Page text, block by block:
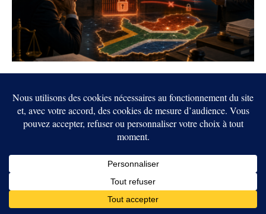
Crypto : l’Afrique du Sud envisage de
bloquer les transferts internationaux des
entreprises
4 AOÛT 2026
ARTICLES RÉCENTS